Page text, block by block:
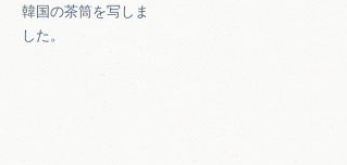
韓国の茶筒を写しま
した。